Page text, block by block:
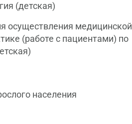
(детская)
осуществления медицинской
(работе с пациентами) по
населения